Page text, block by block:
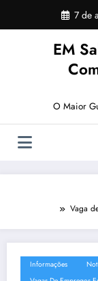
o
7 de
EM
O Maior
Vaga
Informações